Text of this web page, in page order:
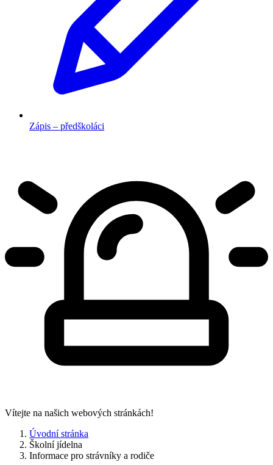
Zápis – předškoláci
Vítejte na našich webových stránkách!
Úvodní stránka
Školní jídelna
Informace pro strávníky a rodiče